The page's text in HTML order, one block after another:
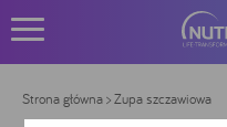
Strona główna> Zupa szczawiowa